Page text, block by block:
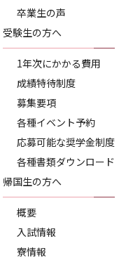
卒業生の声
受験生の方へ
1年次にかかる費用
成績特待制度
募集要項
各種イベント予約
応募可能な奨学金制度
各種書類ダウンロード
帰国生の方へ
概要
入試情報
寮情報